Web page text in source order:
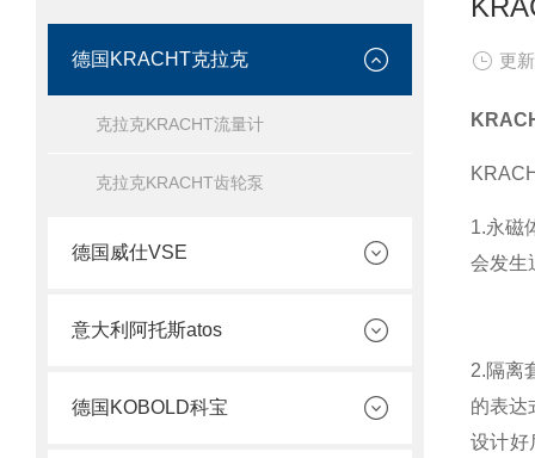
德国KRACHT克拉克
克拉克KRACHT流量计
克拉克KRACHT齿轮泵
德国威仕VSE
意大利阿托斯atos
德国KOBOLD科宝
更
1.永磁
会发生
2.隔离
的表达
设计好